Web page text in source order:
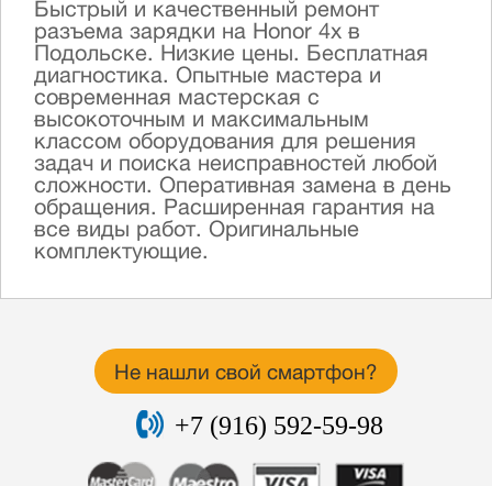
Быстрый и качественный ремонт
разъема зарядки на Honor 4x в
Подольске. Низкие цены. Бесплатная
диагностика. Опытные мастера и
современная мастерская с
высокоточным и максимальным
классом оборудования для решения
задач и поиска неисправностей любой
сложности. Оперативная замена в день
обращения. Расширенная гарантия на
все виды работ. Оригинальные
комплектующие.
Не нашли свой смартфон?
+7 (916) 592-59-98